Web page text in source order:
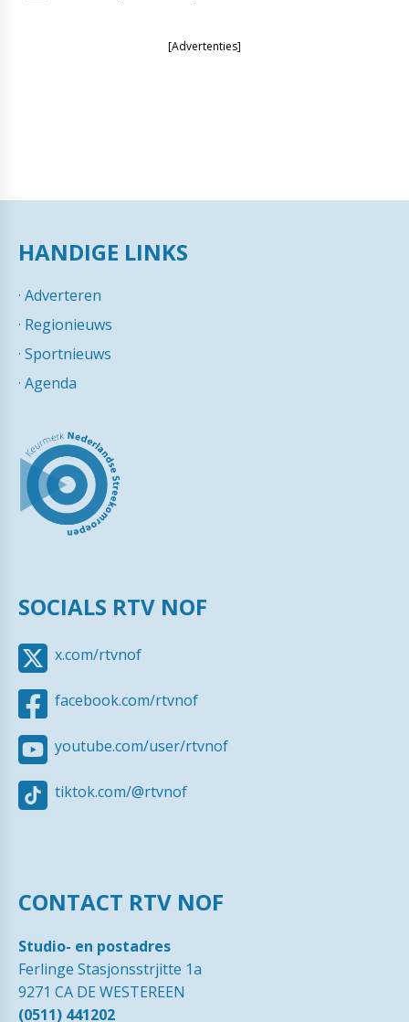
[Advertenties]
HANDIGE LINKS
· Adverteren
· Regionieuws
· Sportnieuws
· Agenda
SOCIALS RTV NOF
x.com/rtvnof
facebook.com/rtvnof
youtube.com/user/rtvnof
tiktok.com/@rtvnof
CONTACT RTV NOF
Studio- en postadres
Ferlinge Stasjonsstrjitte 1a
9271 CA DE WESTEREEN
(0511) 441202